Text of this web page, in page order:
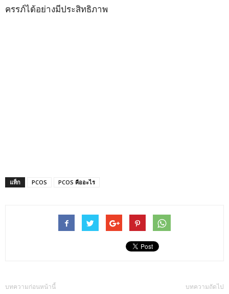
ครรภ์ได้อย่างมีประสิทธิภาพ
แท็ก PCOS PCOS คืออะไร
บทความก่อนหน้านี้ บทความถัดไป